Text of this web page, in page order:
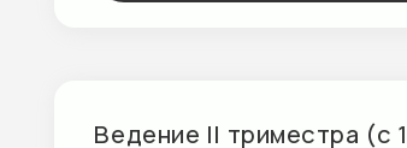
Билирубин прямой, АлАТ ,